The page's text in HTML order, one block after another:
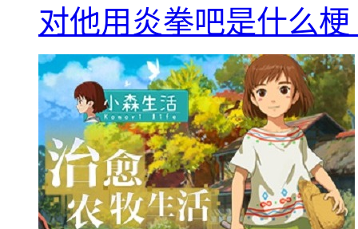
对他用炎拳吧是什么